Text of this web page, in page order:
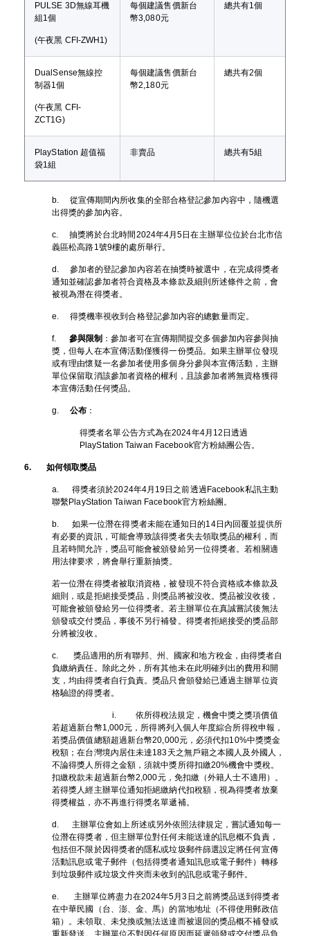
PULSE 3D無線耳機
組1個
(午夜黑 CFI-ZWH1)
每個建議售價新台
幣3,080元
總共有1個
DualSense無線控
制器1個
(午夜黑 CFI-
ZCT1G)
每個建議售價新台
幣2,180元
總共有2個
PlayStation 超值福
袋1組
非賣品 總共有5組
b. 從宣傳期間內所收集的全部合格登記參加內容中，隨機選
出得獎的參加內容。
c. 抽獎將於台北時間2024年4月5日在主辦單位位於台北市信
義區松高路1號9樓的處所舉行。
d. 參加者的登記參加內容若在抽獎時被選中，在完成得獎者
通知並確認參加者符合資格及本條款及細則所述條件之前，會
被視為潛在得獎者。
e. 得獎機率視收到合格登記參加內容的總數量而定。
f. 參與限制 ：參加者可在宣傳期間提交多個參加內容參與抽
獎，但每人在本宣傳活動僅獲得一份獎品。如果主辦單位發現
或有理由懷疑一名參加者使用多個身分參與本宣傳活動，主辦
單位保留取消該參加者資格的權利，且該參加者將無資格獲得
本宣傳活動任何獎品。
g. 公布：
得獎者名單公告方式為在2024年4月12日透過
PlayStation Taiwan Facebook官方粉絲團公告。
6. 如何領取獎品
a. 得獎者須於2024年4月19日之前透過Facebook私訊主動
聯繫PlayStation Taiwan Facebook官方粉絲團。
b. 如果一位潛在得獎者未能在通知日的14日內回覆並提供所
有必要的資訊，可能會導致該得獎者失去領取獎品的權利，而
且若時間允許，獎品可能會被頒發給另一位得獎者。若相關適
用法律要求，將會舉行重新抽獎。
若一位潛在得獎者被取消資格，被發現不符合資格或本條款及
細則，或是拒絕接受獎品，則獎品將被沒收。獎品被沒收後，
可能會被頒發給另一位得獎者。若主辦單位在真誠嘗試後無法
頒發或交付獎品，事後不另行補發。得獎者拒絕接受的獎品部
分將被沒收。
c. 獎品適用的所有聯邦、州、國家和地方稅金，由得獎者自
負繳納責任。除此之外，所有其他未在此明確列出的費用和開
支，均由得獎者自行負責。獎品只會頒發給已通過主辦單位資
格驗證的得獎者。
i. 依所得稅法規定，機會中獎之獎項價值
若超過新台幣1,000元，所得將列入個人年度綜合所得稅申報，
若獎品價值總額超過新台幣20,000元，必須代扣10%中獎獎金
稅額；在台灣境內居住未達183天之無戶籍之本國人及外國人，
不論得獎人所得之金額，須就中獎所得扣繳20%機會中獎稅。
扣繳稅款未超過新台幣2,000元，免扣繳（外籍人士不適用）。
若得獎人經主辦單位通知拒絕繳納代扣稅額，視為得獎者放棄
得獎權益，亦不再進行得獎名單遞補。
d. 主辦單位會如上所述或另外依照法律規定，嘗試通知每一
位潛在得獎者，但主辦單位對任何未能送達的訊息概不負責，
包括但不限於因得獎者的隱私或垃圾郵件篩選設定將任何宣傳
活動訊息或電子郵件（包括得獎者通知訊息或電子郵件）轉移
到垃圾郵件或垃圾文件夾而未收到的訊息或電子郵件。
e. 主辦單位將盡力在2024年5月3日之前將獎品送到得獎者
在中華民國（台、澎、金、馬）的當地地址（不得使用郵政信
箱）。未領取、未兌換或無法送達而被退回的獎品概不補發或
重新發送。主辦單位不對因任何原因而延遲頒發或交付獎品負